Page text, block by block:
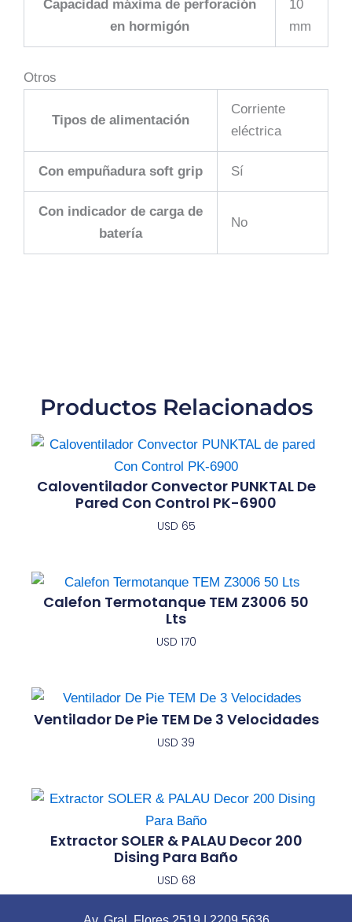
Capacidad máxima de perforación
en hormigón
10
mm
Otros
Tipos de alimentación
Corriente
eléctrica
Con empuñadura soft grip Sí
Con indicador de carga de
batería
No
Productos Relacionados
Caloventilador Convector PUNKTAL De
Pared Con Control PK-6900
USD 65
Calefon Termotanque TEM Z3006 50
Lts
USD 170
Ventilador De Pie TEM De 3 Velocidades
USD 39
Extractor SOLER & PALAU Decor 200
Dising Para Baño
USD 68